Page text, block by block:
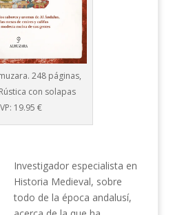
248 páginas,
con solapas
19.95 €
Investigador especialista en
Historia Medieval, sobre
todo de la época andalusí,